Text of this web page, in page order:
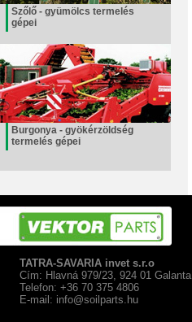
Szőlő - gyümölcs termelés
gépei
Burgonya - gyökérzöldség
termelés gépei
TATRA-SAVARIA invet s.r.o
Cím: Hlavná 979/23, 924 01 Galanta
Telefon: +36 70 375 4806
E-mail: info@soilparts.hu